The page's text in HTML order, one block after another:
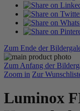
Zum Ende der
Zum Anfang der
Zoom in Zur
Luminox